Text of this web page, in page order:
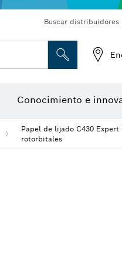
Buscar distribuidores
Conocimiento e
Papel de lijado C430
rotorbitales